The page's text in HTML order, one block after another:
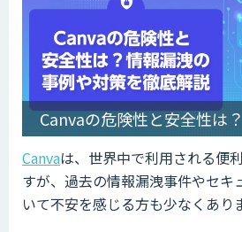
Canvaの危険性と安全性は？
Canvaは、世界中で利用される便
すが、過去の情報漏洩事件やセキ
いて不安を感じる方も少なくあり